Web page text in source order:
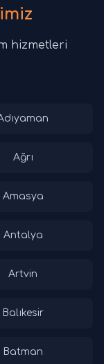
hizmetleri
Ağrı
Amasya
Antalya
Artvin
Balıkesir
Batman